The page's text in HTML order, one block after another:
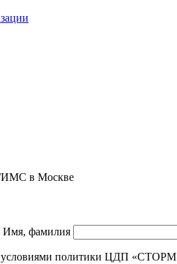
в Москве
Имя, фамилия
условиями политики ЦДП